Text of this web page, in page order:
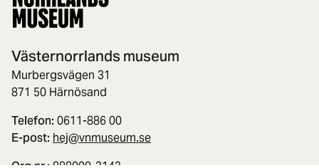
Västernorrlands museum
Murbergsvägen 31
871 50 Härnösand
Telefon: 0611-886 00
E-post: hej@vnmuseum.se